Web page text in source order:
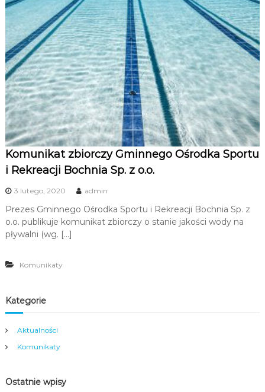
Komunikat zbiorczy Gminnego Ośrodka Sportu
i Rekreacji Bochnia Sp. z o.o.
3 lutego, 2020 admin
Prezes Gminnego Ośrodka Sportu i Rekreacji Bochnia Sp. z
o.o. publikuje komunikat zbiorczy o stanie jakości wody na
pływalni (wg. […]
Komunikaty
Kategorie
Aktualności
Komunikaty
Ostatnie wpisy